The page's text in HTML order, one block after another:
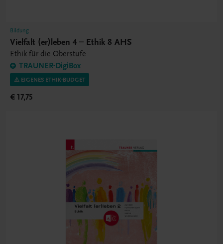
Bildung
Vielfalt (er)leben 4 – Ethik 8 AHS
Ethik für die Oberstufe
TRAUNER-DigiBox
⚠️ EIGENES ETHIK-BUDGET
€ 17,75